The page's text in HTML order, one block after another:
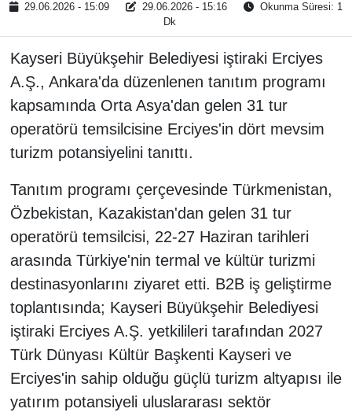
29.06.2026 - 15:09 29.06.2026 - 15:16
Okunma Süresi: 1
Dk
Kayseri Büyükşehir Belediyesi iştiraki Erciyes
A.Ş., Ankara'da düzenlenen tanıtım programı
kapsamında Orta Asya'dan gelen 31 tur
operatörü temsilcisine Erciyes'in dört mevsim
turizm potansiyelini tanıttı.
Tanıtım programı çerçevesinde Türkmenistan,
Özbekistan, Kazakistan'dan gelen 31 tur
operatörü temsilcisi, 22-27 Haziran tarihleri
arasında Türkiye'nin termal ve kültür turizmi
destinasyonlarını ziyaret etti. B2B iş geliştirme
toplantısında; Kayseri Büyükşehir Belediyesi
iştiraki Erciyes A.Ş. yetkilileri tarafından 2027
Türk Dünyası Kültür Başkenti Kayseri ve
Erciyes'in sahip olduğu güçlü turizm altyapısı ile
yatırım potansiyeli uluslararası sektör